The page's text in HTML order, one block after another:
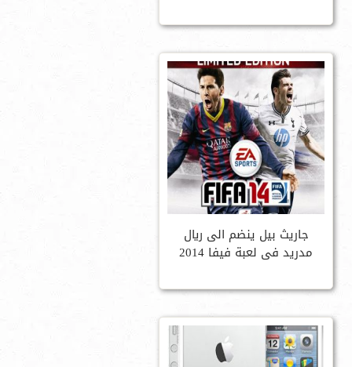
جاريث بيل ينضم الى ريال
مدريد فى لعبة فيفا 2014